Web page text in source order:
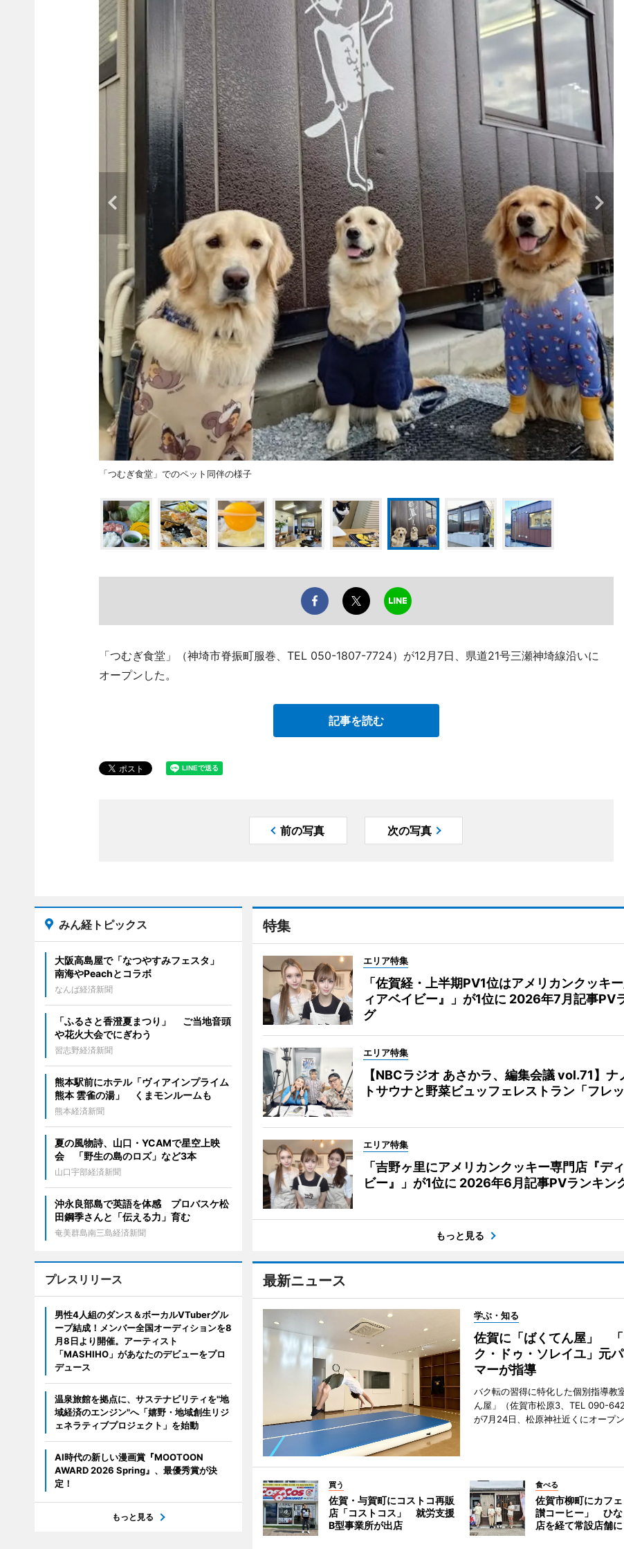
「つむぎ食堂」でのペット同伴の様子
「つむぎ食堂」（神埼市脊振町服巻、TEL 050-1807-7724）が12月7日、県道21号三瀬神埼線沿いに
オープンした。
記事を読む
前の写真 次の写真
特集
エリア特集
「佐賀経・上半期PV1位はアメリカンクッキ
ィアベイビー』」が1位に 2026年7月記事PV
グ
エリア特集
【NBCラジオ あさかラ、編集会議 vol.71】ナ
トサウナと野菜ビュッフェレストラン「フレッ
エリア特集
「吉野ヶ里にアメリカンクッキー専門店『デ
ビー』」が1位に 2026年6月記事PVランキン
もっと見る
最新ニュース
学ぶ・知る
佐賀に「ばくてん屋」
ク・ドゥ・ソレイユ」元
マーが指導
バク転の習得に特化した個別指導教
ん屋」（佐賀市松原3、TEL 090-
が7月24日、松原神社近くにオープン
買う
佐賀・与賀町にコストコ再販
店「コストコス」 就労支援
B型事業所が出店
食べる
佐賀市柳町にカフ
讃コーヒー」 ひな
店を経て常設店舗に
みん経トピックス
大阪高島屋で「なつやすみフェスタ」
南海やPeachとコラボ
なんば経済新聞
「ふるさと香澄夏まつり」 ご当地音頭
や花火大会でにぎわう
習志野経済新聞
熊本駅前にホテル「ヴィアインプライム
熊本 雲雀の湯」 くまモンルームも
熊本経済新聞
夏の風物詩、山口・YCAMで星空上映
会 「野生の島のロズ」など3本
山口宇部経済新聞
沖永良部島で英語を体感 プロバスケ松
田鋼季さんと「伝える力」育む
奄美群島南三島経済新聞
プレスリリース
男性4人組のダンス＆ボーカルVTuberグル
ープ結成！メンバー全国オーディションを8
月8日より開催。アーティスト
「MASHIHO」があなたのデビューをプロ
デュース
温泉旅館を拠点に、サステナビリティを"地
域経済のエンジン"へ「嬉野・地域創生リジ
ェネラティブプロジェクト」を始動
AI時代の新しい漫画賞『MOOTOON
AWARD 2026 Spring』、最優秀賞が決
定！
もっと見る